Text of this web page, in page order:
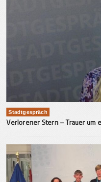
Stadtgespräch
Verlorener Stern – Trauer um